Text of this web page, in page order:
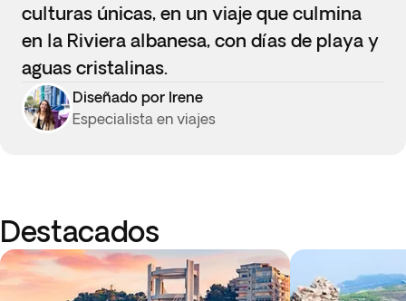
culturas únicas, en un viaje que culmina
en la Riviera albanesa, con días de playa y
aguas cristalinas.
Diseñado por Irene
Especialista en viajes
Destacados